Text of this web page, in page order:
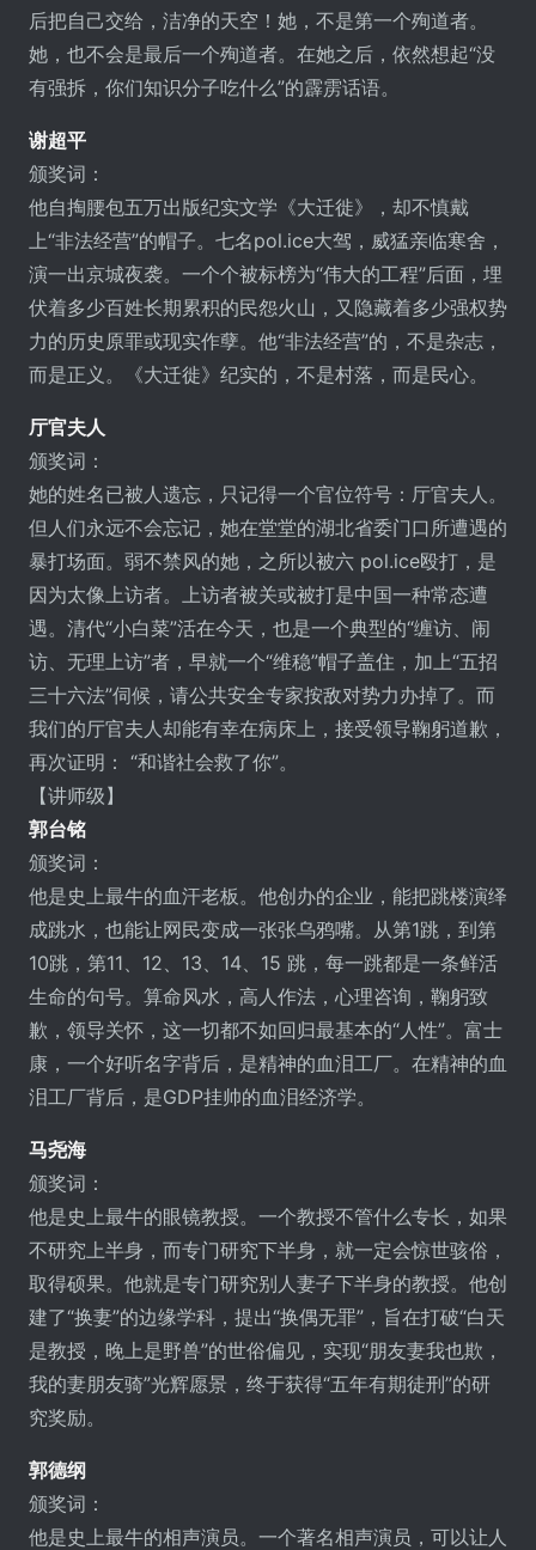
后把自己交给，洁净的天空！她，不是第一个殉道者。
她，也不会是最后一个殉道者。在她之后，依然想起“没
有强拆，你们知识分子吃什么”的霹雳话语。
谢超平
颁奖词：
他自掏腰包五万出版纪实文学《大迁徙》，却不慎戴
上“非法经营”的帽子。七名pol.ice大驾，威猛亲临寒舍，
演一出京城夜袭。一个个被标榜为“伟大的工程”后面，埋
伏着多少百姓长期累积的民怨火山，又隐藏着多少强权势
力的历史原罪或现实作孽。他“非法经营”的，不是杂志，
而是正义。《大迁徙》纪实的，不是村落，而是民心。
厅官夫人
颁奖词：
她的姓名已被人遗忘，只记得一个官位符号：厅官夫人。
但人们永远不会忘记，她在堂堂的湖北省委门口所遭遇的
暴打场面。弱不禁风的她，之所以被六 pol.ice殴打，是
因为太像上访者。上访者被关或被打是中国一种常态遭
遇。清代“小白菜”活在今天，也是一个典型的“缠访、闹
访、无理上访”者，早就一个“维稳”帽子盖住，加上“五招
三十六法”伺候，请公共安全专家按敌对势力办掉了。而
我们的厅官夫人却能有幸在病床上，接受领导鞠躬道歉，
再次证明： “和谐社会救了你”。
【讲师级】
郭台铭
颁奖词：
他是史上最牛的血汗老板。他创办的企业，能把跳楼演绎
成跳水，也能让网民变成一张张乌鸦嘴。从第1跳，到第
10跳，第11、12、13、14、15 跳，每一跳都是一条鲜活
生命的句号。算命风水，高人作法，心理咨询，鞠躬致
歉，领导关怀，这一切都不如回归最基本的“人性”。富士
康，一个好听名字背后，是精神的血泪工厂。在精神的血
泪工厂背后，是GDP挂帅的血泪经济学。
马尧海
颁奖词：
他是史上最牛的眼镜教授。一个教授不管什么专长，如果
不研究上半身，而专门研究下半身，就一定会惊世骇俗，
取得硕果。他就是专门研究别人妻子下半身的教授。他创
建了“换妻”的边缘学科，提出“换偶无罪”，旨在打破“白天
是教授，晚上是野兽”的世俗偏见，实现“朋友妻我也欺，
我的妻朋友骑”光辉愿景，终于获得“五年有期徒刑”的研
究奖励。
郭德纲
颁奖词：
他是史上最牛的相声演员。一个著名相声演员，可以让人